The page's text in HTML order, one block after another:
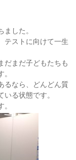
した。
テストに向けて一生
だまだ子どもたちも
るなら、どんどん質
る状態です。